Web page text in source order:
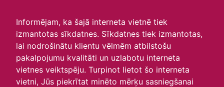
Informējam, ka šajā interneta vietnē tiek
izmantotas sīkdatnes. Sīkdatnes tiek izmantotas,
lai nodrošinātu klientu vēlmēm atbilstošu
pakalpojumu kvalitāti un uzlabotu interneta
vietnes veiktspēju. Turpinot lietot šo interneta
vietni, Jūs piekrītat minēto mērķu sasniegšanai
Skolotāju saraksts
10.09.2025
Skolotāji